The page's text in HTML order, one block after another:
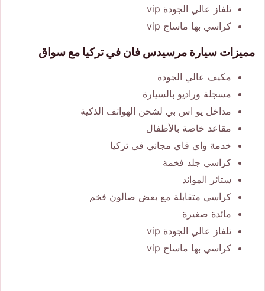
تلفاز عالي الجودة vip
كراسي بها ماساج vip
مميزات سيارة مرسيدس فان في تركيا مع سواق
مكيف عالي الجودة
مسجلة وراديو بالسيارة
مداخل يو اس بي لشحن الهواتف الذكية
مقاعد خاصة بالأطفال
خدمة واي فاي مجاني في تركيا
كراسي جلد فخمة
ستائر الموائد
كراسي متقابلة مع بعض صالون فخم
مائدة صغيرة
تلفاز عالي الجودة vip
كراسي بها ماساج vip